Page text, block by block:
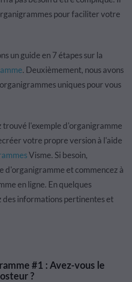
pour faciliter votre
un guide en 7 étapes sur la
. Deuxièmement, nous avons
uniques pour vous
trouvé l'exemple d'organigramme
votre propre version à l'aide
Visme. Si besoin,
d'organigramme et commencez à
en ligne. En quelques
des informations pertinentes et
#1 : Avez-vous le
?